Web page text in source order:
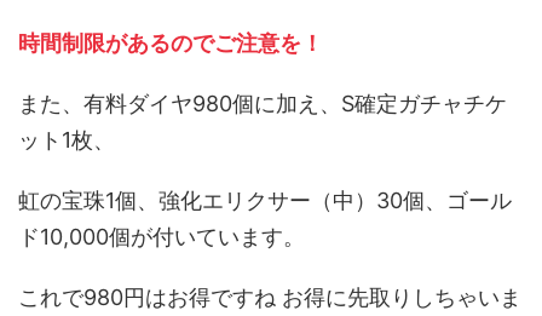
時間制限があるのでご注意を！
また、有料ダイヤ980個に加え、S確定ガチャチケ
ット1枚、
虹の宝珠1個、強化エリクサー（中）30個、ゴール
ド10,000個が付いています。
これで980円はお得ですね お得に先取りしちゃいま